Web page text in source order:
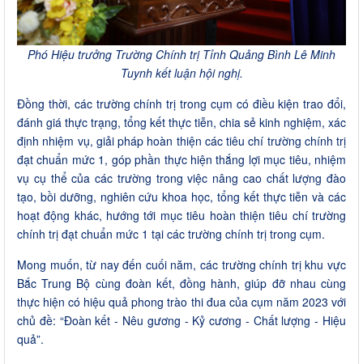
Phó Hiệu trưởng Trường Chính trị Tỉnh Quảng Bình Lê Minh
Tuynh kết luận hội nghị.
Đồng thời, các trường chính trị trong cụm có điều kiện trao đổi,
đánh giá thực trạng, tổng kết thực tiễn, chia sẻ kinh nghiệm, xác
định nhiệm vụ, giải pháp hoàn thiện các tiêu chí trường chính trị
đạt chuẩn mức 1, góp phần thực hiện thắng lợi mục tiêu, nhiệm
vụ cụ thể của các trường trong việc nâng cao chất lượng đào
tạo, bồi dưỡng, nghiên cứu khoa học, tổng kết thực tiễn và các
hoạt động khác, hướng tới mục tiêu hoàn thiện tiêu chí trường
chính trị đạt chuẩn mức 1 tại các trường chính trị trong cụm.
Mong muốn, từ nay đến cuối năm, các trường chính trị khu vực
Bắc Trung Bộ cùng đoàn kết, đồng hành, giúp đỡ nhau cùng
thực hiện có hiệu quả phong trào thi đua của cụm năm 2023 với
chủ đề: “Đoàn kết - Nêu gương - Kỷ cương - Chất lượng - Hiệu
quả”.